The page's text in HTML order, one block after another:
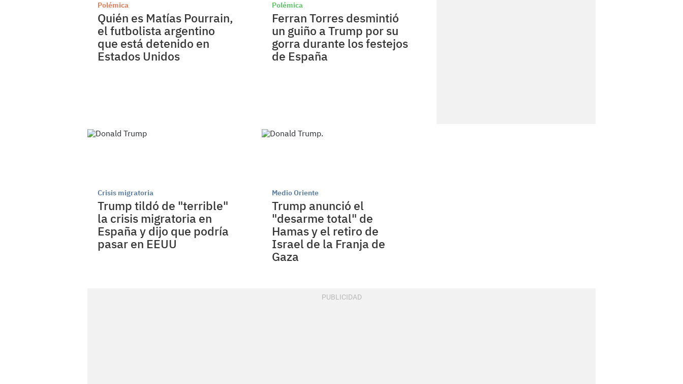
Polémica
Quién es Matías Pourrain,
el futbolista argentino
que está detenido en
Estados Unidos
Polémica
Ferran Torres desmintió
un guiño a Trump por su
gorra durante los festejos
de España
Crisis migratoria
Trump tildó de "terrible"
la crisis migratoria en
España y dijo que podría
pasar en EEUU
Medio Oriente
Trump anunció el
"desarme total" de
Hamas y el retiro de
Israel de la Franja de
Gaza